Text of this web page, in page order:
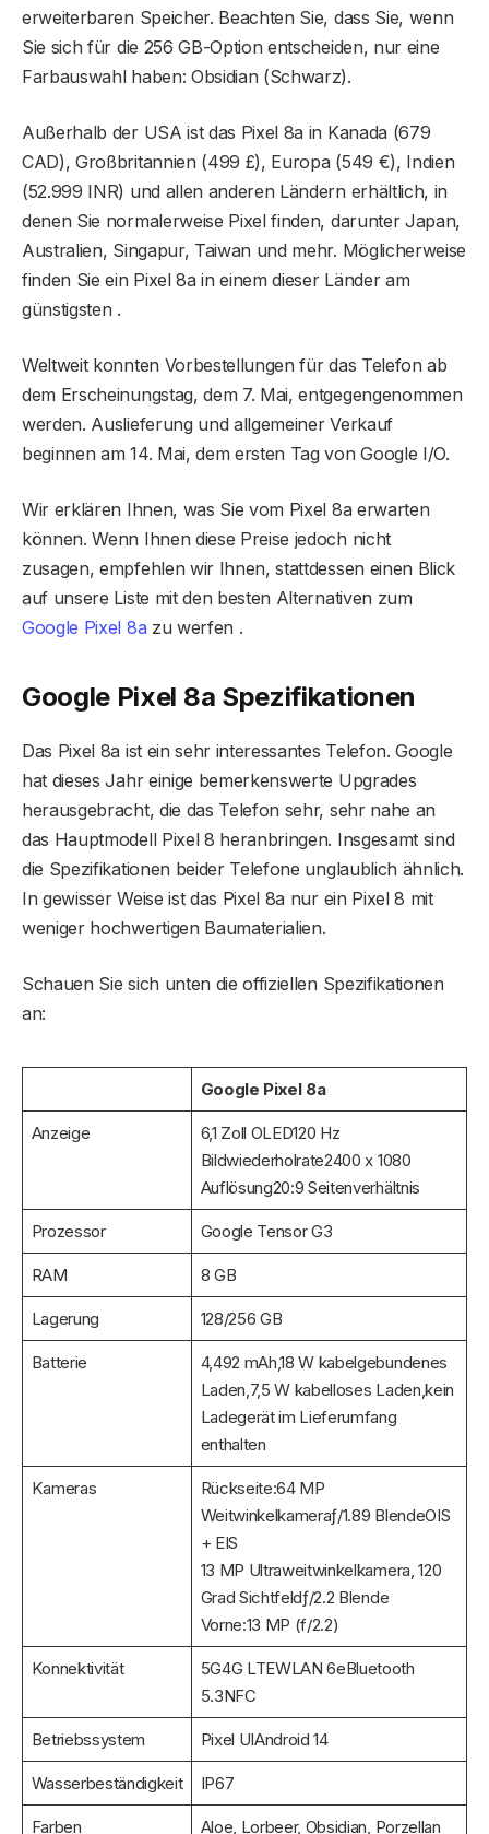
erweiterbaren Speicher. Beachten Sie, dass Sie, wenn
Sie sich für die 256 GB-Option entscheiden, nur eine
Farbauswahl haben: Obsidian (Schwarz).
Außerhalb der USA ist das Pixel 8a in Kanada (679
CAD), Großbritannien (499 £), Europa (549 €), Indien
(52.999 INR) und allen anderen Ländern erhältlich, in
denen Sie normalerweise Pixel finden, darunter Japan,
Australien, Singapur, Taiwan und mehr. Möglicherweise
finden Sie ein Pixel 8a in einem dieser Länder am
günstigsten .
Weltweit konnten Vorbestellungen für das Telefon ab
dem Erscheinungstag, dem 7. Mai, entgegengenommen
werden. Auslieferung und allgemeiner Verkauf
beginnen am 14. Mai, dem ersten Tag von Google I/O.
Wir erklären Ihnen, was Sie vom Pixel 8a erwarten
können. Wenn Ihnen diese Preise jedoch nicht
zusagen, empfehlen wir Ihnen, stattdessen einen Blick
auf unsere Liste mit den besten Alternativen zum
Google Pixel 8a zu werfen .
Google Pixel 8a Spezifikationen
Das Pixel 8a ist ein sehr interessantes Telefon. Google
hat dieses Jahr einige bemerkenswerte Upgrades
herausgebracht, die das Telefon sehr, sehr nahe an
das Hauptmodell Pixel 8 heranbringen. Insgesamt sind
die Spezifikationen beider Telefone unglaublich ähnlich.
In gewisser Weise ist das Pixel 8a nur ein Pixel 8 mit
weniger hochwertigen Baumaterialien.
Schauen Sie sich unten die offiziellen Spezifikationen
an:
Google Pixel 8a
Anzeige
6,1 Zoll OLED120 Hz
Bildwiederholrate2400 x 1080
Auflösung20:9 Seitenverhältnis
Prozessor Google Tensor G3
RAM 8 GB
Lagerung 128/256 GB
Batterie
4,492 mAh,18 W kabelgebundenes
Laden,7,5 W kabelloses Laden,kein
Ladegerät im Lieferumfang
enthalten
Kameras
Rückseite:64 MP
Weitwinkelkameraƒ/1.89 BlendeOIS
+ EIS
13 MP Ultraweitwinkelkamera, 120
Grad Sichtfeldƒ/2.2 Blende
Vorne:13 MP (f/2.2)
Konnektivität
5G4G LTEWLAN 6eBluetooth
5.3NFC
Betriebssystem Pixel UIAndroid 14
Wasserbeständigkeit IP67
Farben Aloe, Lorbeer, Obsidian, Porzellan